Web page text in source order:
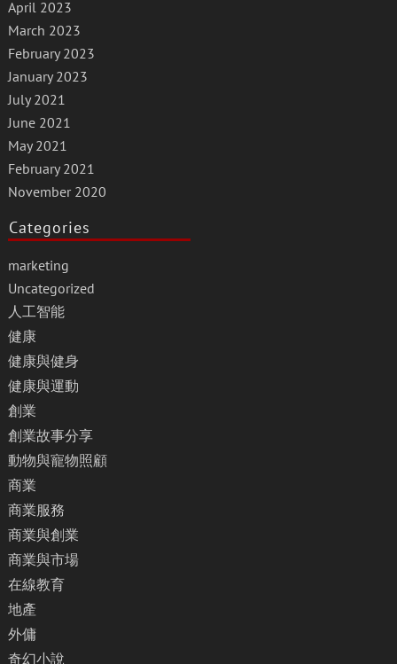
April 2023
March 2023
February 2023
January 2023
July 2021
June 2021
May 2021
February 2021
November 2020
Categories
marketing
Uncategorized
人工智能
健康
健康與健身
健康與運動
創業
創業故事分享
動物與寵物照顧
商業
商業服務
商業與創業
商業與市場
在線教育
地產
外傭
奇幻小說